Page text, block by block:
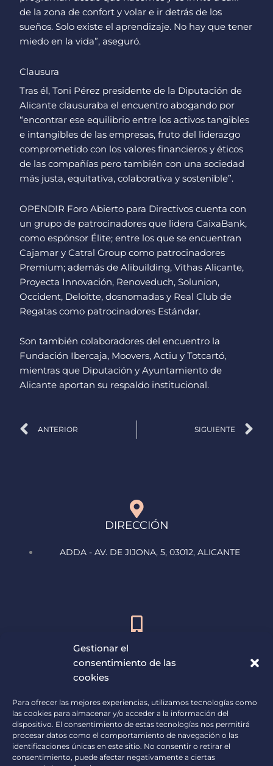
Gestionar el
consentimiento de las
cookies
Para ofrecer las mejores experiencias, utilizamos tecnologías como
las cookies para almacenar y/o acceder a la información del
dispositivo. El consentimiento de estas tecnologías nos permitirá
procesar datos como el comportamiento de navegación o las
identificaciones únicas en este sitio. No consentir o retirar el
consentimiento, puede afectar negativamente a ciertas
de la zona de confort y volar e ir detrás de los
sueños. Solo existe el aprendizaje. No hay que tener
miedo en la vida”, aseguró.
Clausura
Tras él, Toni Pérez presidente de la Diputación de
Alicante clausuraba el encuentro abogando por
“encontrar ese equilibrio entre los activos tangibles
e intangibles de las empresas, fruto del liderazgo
comprometido con los valores financieros y éticos
de las compañías pero también con una sociedad
más justa, equitativa, colaborativa y sostenible”.
OPENDIR Foro Abierto para Directivos cuenta con
un grupo de patrocinadores que lidera CaixaBank,
como espónsor Élite; entre los que se encuentran
Cajamar y Catral Group como patrocinadores
Premium; además de Alibuilding, Vithas Alicante,
Proyecta Innovación, Renoveduch, Solunion,
Occident, Deloitte, dosnomadas y Real Club de
Regatas como patrocinadores Estándar.
Son también colaboradores del encuentro la
Fundación Ibercaja, Moovers, Actiu y Totcartó,
mientras que Diputación y Ayuntamiento de
Alicante aportan su respaldo institucional.
Ant
ANTERIOR SIGUIENTE
DIRECCIÓN
ADDA - AV. DE JIJONA, 5, 03012, ALICANTE
ATENCIÓN AL ASISTENTE